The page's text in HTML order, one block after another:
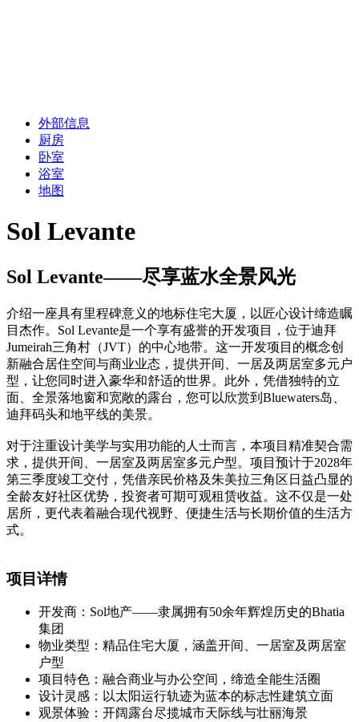
外部信息
厨房
卧室
浴室
地图
Sol Levante
Sol Levante——尽享蓝水全景风光
介绍一座具有里程碑意义的地标住宅大厦，以匠心设计缔造瞩
目杰作。Sol Levante是一个享有盛誉的开发项目，位于迪拜
Jumeirah三角村（JVT）的中心地带。这一开发项目的概念创
新融合居住空间与商业业态，提供开间、一居及两居室多元户
型，让您同时进入豪华和舒适的世界。此外，凭借独特的立
面、全景落地窗和宽敞的露台，您可以欣赏到Bluewaters岛、
迪拜码头和地平线的美景。
对于注重设计美学与实用功能的人士而言，本项目精准契合需
求，提供开间、一居室及两居室多元户型。项目预计于2028年
第三季度竣工交付，凭借亲民价格及朱美拉三角区日益凸显的
全龄友好社区优势，投资者可期可观租赁收益。这不仅是一处
居所，更代表着融合现代视野、便捷生活与长期价值的生活方
式。
项目详情
开发商：Sol地产——隶属拥有50余年辉煌历史的Bhatia
集团
物业类型：精品住宅大厦，涵盖开间、一居室及两居室
户型
项目特色：融合商业与办公空间，缔造全能生活圈
设计灵感：以太阳运行轨迹为蓝本的标志性建筑立面
观景体验：开阔露台尽揽城市天际线与壮丽海景